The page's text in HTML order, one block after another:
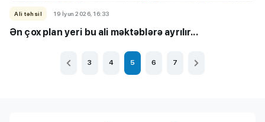
Ali təhsil 19 İyun 2026, 16:33
Ən çox plan yeri bu ali məktəblərə ayrılır...
3 4 5 6 7